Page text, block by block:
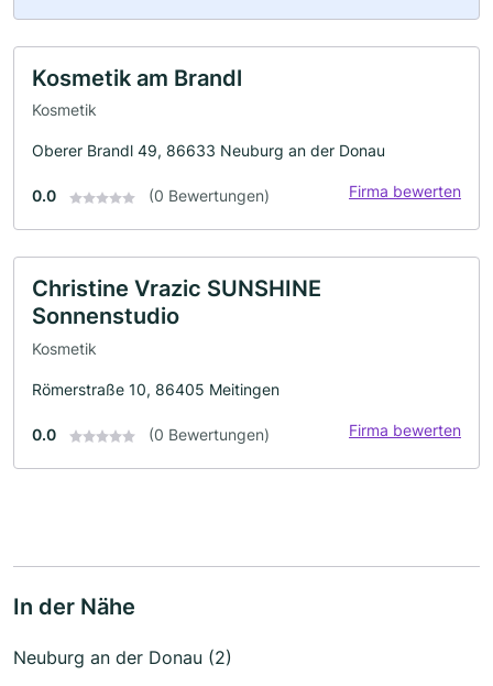
Kosmetik am Brandl
Kosmetik
Oberer Brandl 49, 86633 Neuburg an der Donau
0.0 (0 Bewertungen) Firma bewerten
Christine Vrazic SUNSHINE
Sonnenstudio
Kosmetik
Römerstraße 10, 86405 Meitingen
0.0 (0 Bewertungen) Firma bewerten
In der Nähe
Neuburg an der Donau (2)